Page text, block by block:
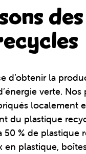
d’obtenir la
verte.
localement
du plastique
50 % de plastique
en plastique,